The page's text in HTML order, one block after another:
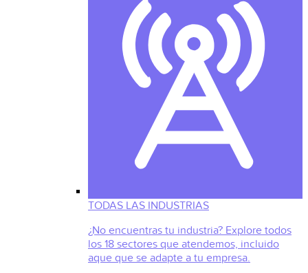
TODAS LAS INDUSTRIAS
¿No encuentras tu industria? Explore todos
los 18 sectores que atendemos, incluido
aque que se adapte a tu empresa.